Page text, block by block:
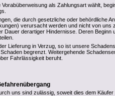
Vorabüberweisung als Zahlungsart wählt,
die durch gesetzliche oder behördliche
verursacht werden und nicht von uns
Dauer derartiger Hindernisse. Deren Beginn
Lieferung in Verzug, so ist unsere
begrenzt. Weitergehende
Fahrlässigkeit beruht.
uns sind zulässig, soweit dies dem Käufer